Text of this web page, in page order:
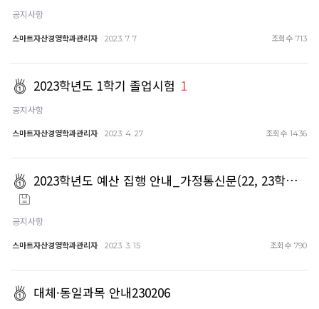
공지사항
스마트자산경영학과관리자 2023. 7. 7 조회수 713
2023학년도 1학기 졸업시험 1
공지사항
스마트자산경영학과관리자 2023. 4. 27 조회수 1436
2023학년도 예산 집행 안내_가정통신문(22, 23학…
공지사항
스마트자산경영학과관리자 2023. 3. 15 조회수 790
대체·동일과목 안내230206